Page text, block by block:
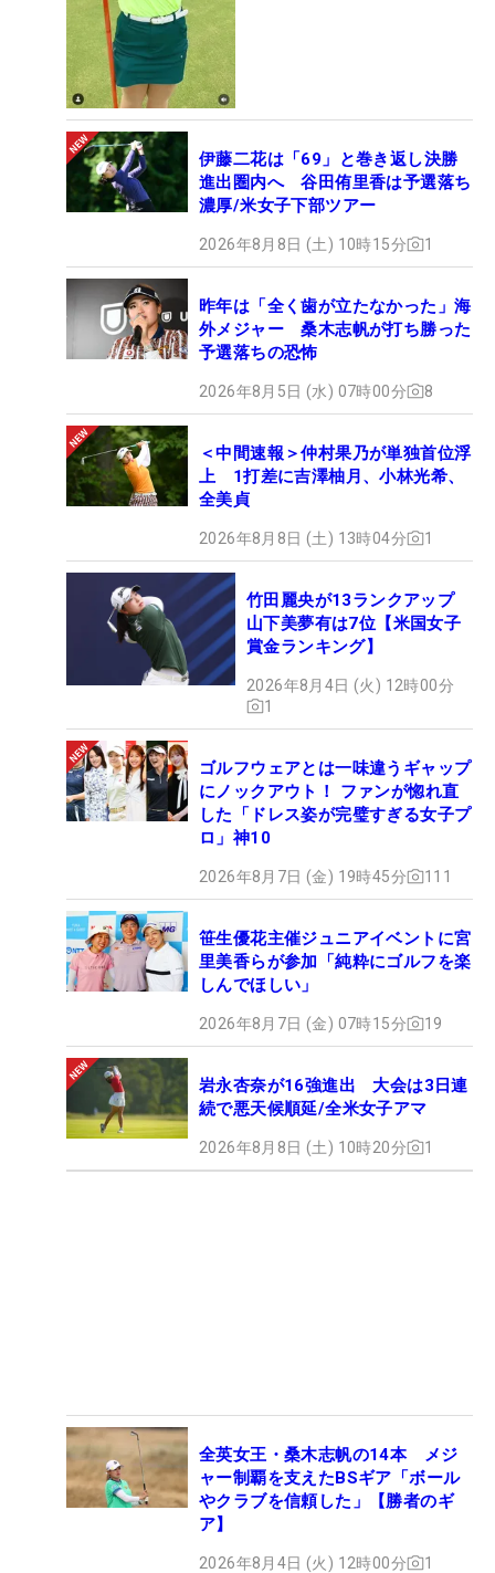
伊藤二花は「69」と巻き返し決勝
進出圏内へ 谷田侑里香は予選落ち
濃厚/米女子下部ツアー
2026年8月8日 (土) 10時15分 1
昨年は「全く歯が立たなかった」海
外メジャー 桑木志帆が打ち勝った
予選落ちの恐怖
2026年8月5日 (水) 07時00分 8
＜中間速報＞仲村果乃が単独首位浮
上 1打差に吉澤柚月、小林光希、
全美貞
2026年8月8日 (土) 13時04分 1
竹田麗央が13ランクアップ
山下美夢有は7位【米国女子
賞金ランキング】
2026年8月4日 (火) 12時00分
1
ゴルフウェアとは一味違うギャップ
にノックアウト！ ファンが惚れ直
した「ドレス姿が完璧すぎる女子プ
ロ」神10
2026年8月7日 (金) 19時45分 111
笹生優花主催ジュニアイベントに宮
里美香らが参加「純粋にゴルフを楽
しんでほしい」
2026年8月7日 (金) 07時15分 19
岩永杏奈が16強進出 大会は3日連
続で悪天候順延/全米女子アマ
2026年8月8日 (土) 10時20分 1
全英女王・桑木志帆の14本 メジ
ャー制覇を支えたBSギア「ボール
やクラブを信頼した」【勝者のギ
ア】
2026年8月4日 (火) 12時00分 1